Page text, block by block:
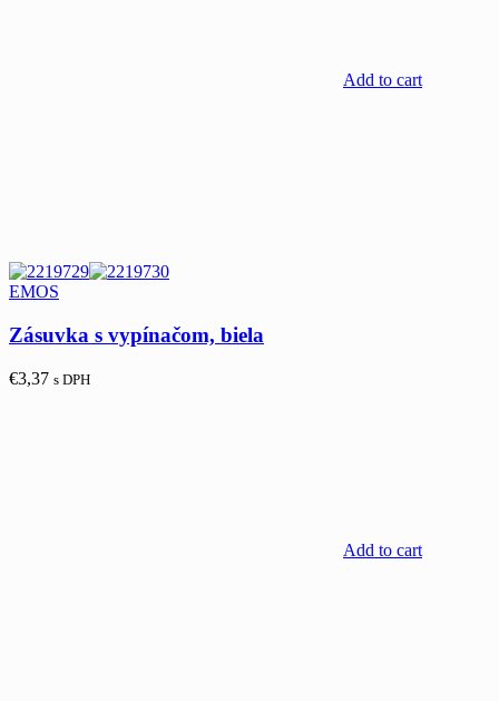
Add to cart
EMOS
Zásuvka s vypínačom, biela
€3,37 s DPH
Add to cart